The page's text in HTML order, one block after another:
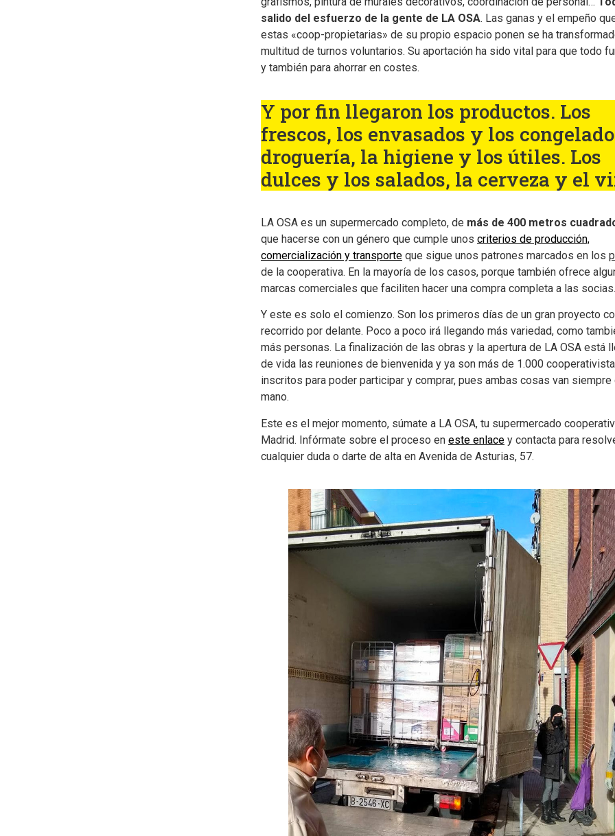
salido del esfuerzo de la gente de LA OSA. Las ganas y el empeño
estas «coop-propietarias» de su propio espacio ponen se ha
multitud de turnos voluntarios. Su aportación ha sido vital para que todo
y también para ahorrar en costes.
Y por fin llegaron los productos. Los
frescos, los envasados y los
droguería, la higiene y los útiles. Los
dulces y los salados, la cerveza y el
LA OSA es un supermercado completo, de más de 400 metros
que hacerse con un género que cumple unos criterios de producción,
comercialización y transporte que sigue unos patrones marcados en los
de la cooperativa. En la mayoría de los casos, porque también ofrece
marcas comerciales que faciliten hacer una compra completa a las socias.
Y este es solo el comienzo. Son los primeros días de un gran proyecto
recorrido por delante. Poco a poco irá llegando más variedad, como
más personas. La finalización de las obras y la apertura de LA OSA está
de vida las reuniones de bienvenida y ya son más de 1.000
inscritos para poder participar y comprar, pues ambas cosas van siempre
mano.
Este es el mejor momento, súmate a LA OSA, tu supermercado
Madrid. Infórmate sobre el proceso en este enlace y contacta para
cualquier duda o darte de alta en Avenida de Asturias, 57.